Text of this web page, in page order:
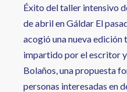
Éxito del taller intensivo
de abril en Gáldar El
acogió una nueva
impartido por el escritor
Bolaños, una propuesta
personas interesadas en